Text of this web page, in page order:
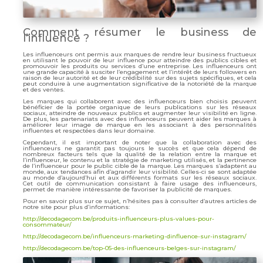
Comment résumer le business de
l’influence ?
Les influenceurs ont permis aux marques de rendre leur business fructueux
en utilisant le pouvoir de leur influence pour atteindre des publics cibles et
promouvoir les produits ou services d’une entreprise. Les influenceurs ont
une grande capacité à susciter l’engagement et l’intérêt de leurs followers en
raison de leur autorité et de leur crédibilité sur des sujets spécifiques, et cela
peut conduire à une augmentation significative de la notoriété de la marque
et des ventes.
Les marques qui collaborent avec des influenceurs bien choisis peuvent
bénéficier de la portée organique de leurs publications sur les réseaux
sociaux, atteindre de nouveaux publics et augmenter leur visibilité en ligne.
De plus, les partenariats avec des influenceurs peuvent aider les marques à
améliorer leur image de marque en les associant à des personnalités
influentes et respectées dans leur domaine.
Cependant, il est important de noter que la collaboration avec des
influenceurs ne garantit pas toujours le succès et que cela dépend de
nombreux facteurs tels que la qualité de la relation entre la marque et
l’influenceur, le contenu et la stratégie de marketing utilisés, et la pertinence
de l’influenceur pour le public cible de la marque. Les marques s’adaptent au
monde, aux tendances afin d’agrandir leur visibilité. Celles-ci se sont adaptée
au monde d’aujourd’hui et aux différents formats sur les réseaux sociaux.
Cet outil de communication consistant à faire usage des influenceurs,
permet de manière intéressante de favoriser la publicité de marques.
Pour en savoir plus sur ce sujet, n’hésites pas à consulter d’autres articles de
notre site pour plus d’informations:
http://decodagecom.be/produits-influenceurs-plus-values-pour-
consommateur/
http://decodagecom.be/influenceurs-marketing-dinfluence-sur-instagram/
http://decodagecom.be/top-05-des-influenceurs-belges-sur-instagram/